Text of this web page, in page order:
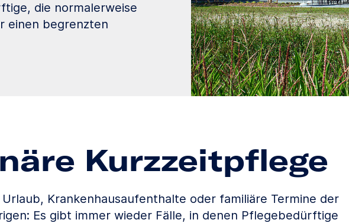
die normalerweise
einen begrenzten
Kurzzeitpflege
Krankenhausaufenthalte oder familiäre Termine der
Es gibt immer wieder Fälle, in denen Pflegebedürftige